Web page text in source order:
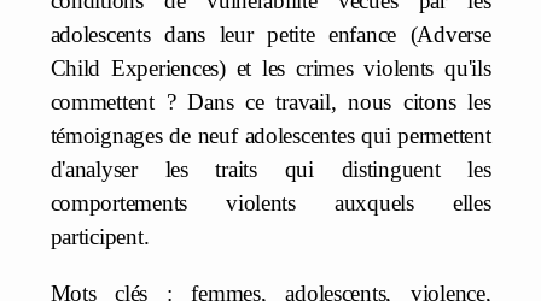
adolescents dans leur petite enfance (Adverse
Child Experiences) et les crimes violents qu'ils
commettent ? Dans ce travail, nous citons les
témoignages de neuf adolescentes qui permettent
d'analyser les traits qui distinguent les
comportements violents auxquels elles
participent.
Mots clés : femmes, adolescents, violence,